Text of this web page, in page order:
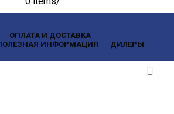
ОПЛАТА И ДОСТАВКА
ИНФОРМАЦИЯ
ДИЛЕРЫ